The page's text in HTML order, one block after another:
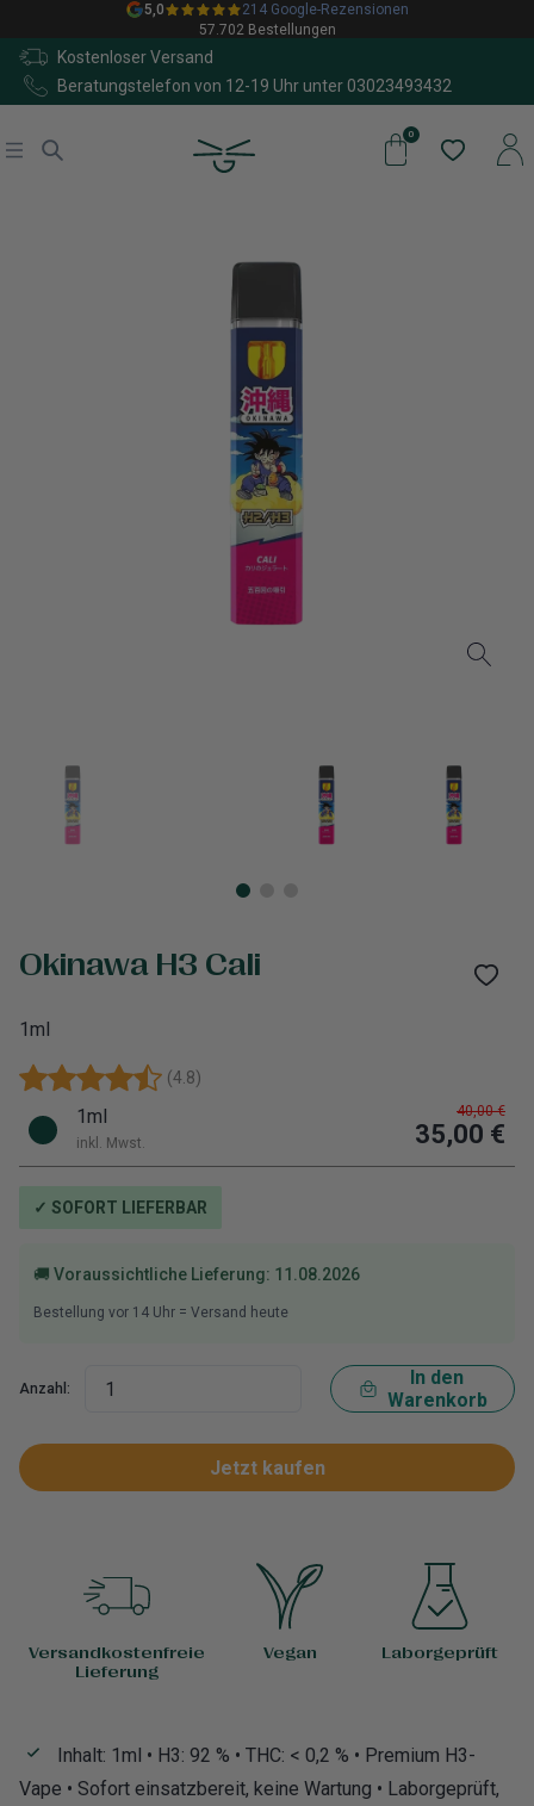
5,0
214 Google-Rezensionen
57.702 Bestellungen
Kostenloser Versand
Beratungstelefon von 12-19 Uhr unter 03023493432
Okinawa H3 Cali
1ml
(4.8)
1ml
inkl. Mwst.
40,00 €
35,00 €
✓ SOFORT LIEFERBAR
🚚 Voraussichtliche Lieferung: 11.08.2026
Bestellung vor 14 Uhr = Versand heute
Anzahl:
In den
Warenkorb
Jetzt kaufen
Versandkostenfreie
Lieferung
Vegan Laborgeprüft
Inhalt: 1ml • H3: 92 % • THC: < 0,2 % • Premium H3-
Vape • Sofort einsatzbereit, keine Wartung • Laborgeprüft,